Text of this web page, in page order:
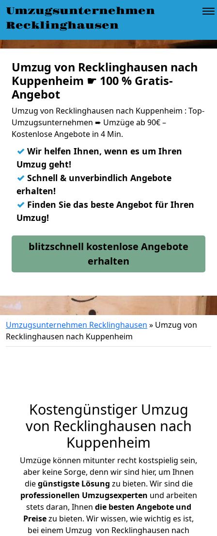
Umzugsunternehmen
Recklinghausen
Umzug von Recklinghausen nach
Kuppenheim ☛ 100 % Gratis-
Angebot
Umzug von Recklinghausen nach Kuppenheim : Top-
Umzugsunternehmen ➨ Umzüge ab 90€ –
Kostenlose Angebote in 4 Min.
✓ Wir helfen Ihnen, wenn es um Ihren
Umzug geht!
✓ Schnell & unverbindlich Angebote
erhalten!
✓ Finden Sie das beste Angebot für Ihren
Umzug!
blitzschnell kostenlose Angebote
erhalten
Umzugsunternehmen Recklinghausen » Umzug von
Recklinghausen nach Kuppenheim
Kostengünstiger Umzug
von Recklinghausen nach
Kuppenheim
Umzüge können mitunter recht kostspielig sein,
aber keine Sorge, denn wir sind hier, um Ihnen
diegünstigste Lösung zu bieten. Wir sind die
professionellen Umzugsexperten und arbeiten
stets daran, Ihnen die besten Angebote und
Preisezu bieten. Wir wissen, wie wichtig es ist,
bei einem Umzug von Recklinghausen nach